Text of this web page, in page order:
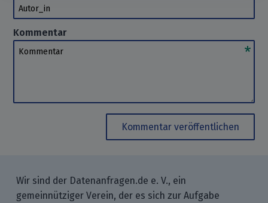
Autor_in
Kommentar
Kommentar
Kommentar veröffentlichen
Wir sind der Datenanfragen.de e. V., ein
gemeinnütziger Verein, der es sich zur Aufgabe